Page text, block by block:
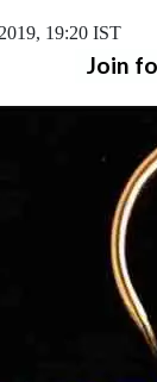
19:20 IST
Join